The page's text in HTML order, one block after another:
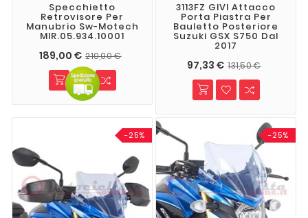
Specchietto
Retrovisore Per
Manubrio Sw-Motech
MIR.05.934.10001
189,00 € 210,00 €
3113FZ GIVI Attacco
Porta Piastra Per
Bauletto Posteriore
Suzuki GSX S750 Dal
2017
97,33 € 131,50 €
-25% -25%